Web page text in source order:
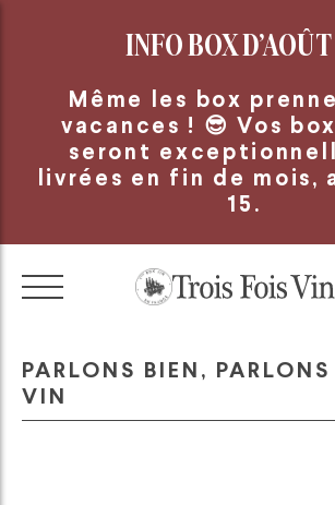
INFO BOX D’AOÛT
Même les box
vacances ! 😎 Vos
seront
livrées en fin de mois,
15.
PARLONS BIEN, PARLONS
VIN